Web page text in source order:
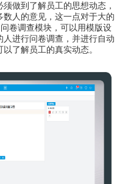
做到了解员工的思想动态，
人的意见，这一点对于大的
卷调查模块，可以用模版设
进行问卷调查，并进行自动
了解员工的真实动态。